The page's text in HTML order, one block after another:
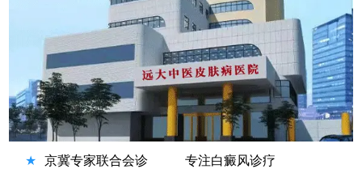
★ 京冀专家联合会诊
专注白癜风诊疗